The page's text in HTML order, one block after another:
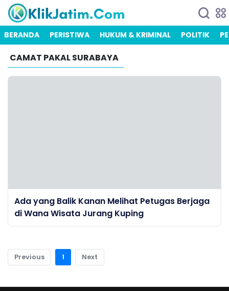
BERANDA PERISTIWA HUKUM & KRIMINAL POLITIK
CAMAT PAKAL SURABAYA
Ada yang Balik Kanan Melihat Petugas Berjaga
di Wana Wisata Jurang Kuping
Previous 1 Next